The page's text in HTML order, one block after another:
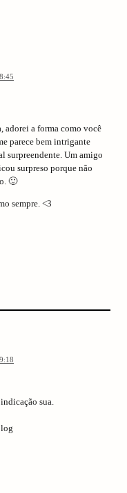
adorei a forma como você
parece bem intrigante
surpreendente. Um amigo
surpreso porque não
🙂
sempre. <3
sua.